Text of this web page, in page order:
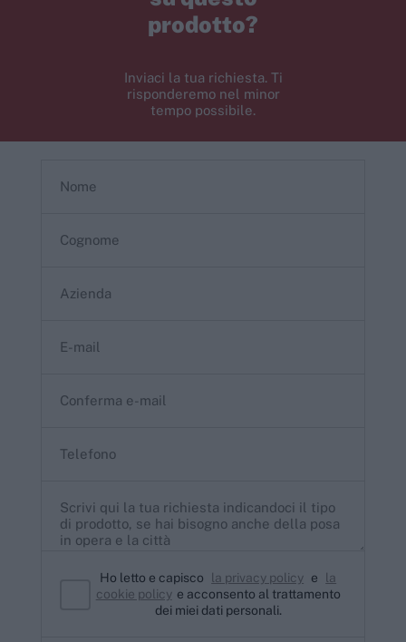
prodotto?
Inviaci la tua richiesta. Ti
risponderemo nel minor
tempo possibile.
Ho letto e capisco la privacy policy e
la
cookie policy e acconsento al trattamento
dei miei dati personali.